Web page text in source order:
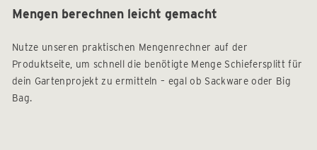
Mengen berechnen leicht gemacht
Nutze unseren praktischen Mengenrechner auf der
Produktseite, um schnell die benötigte Menge Schiefersplitt für
dein Gartenprojekt zu ermitteln – egal ob Sackware oder Big
Bag.